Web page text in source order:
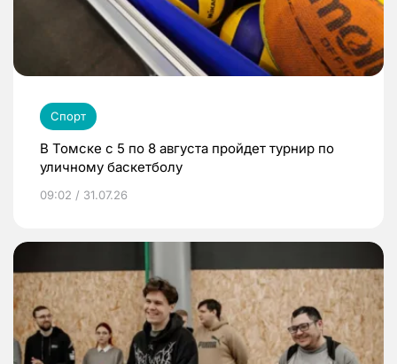
Спорт
В Томске с 5 по 8 августа пройдет турнир по
уличному баскетболу
09:02 / 31.07.26